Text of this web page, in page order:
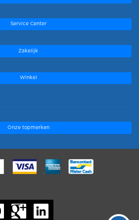
Service Center
Zakelijk
Winkel
Onze topmerken